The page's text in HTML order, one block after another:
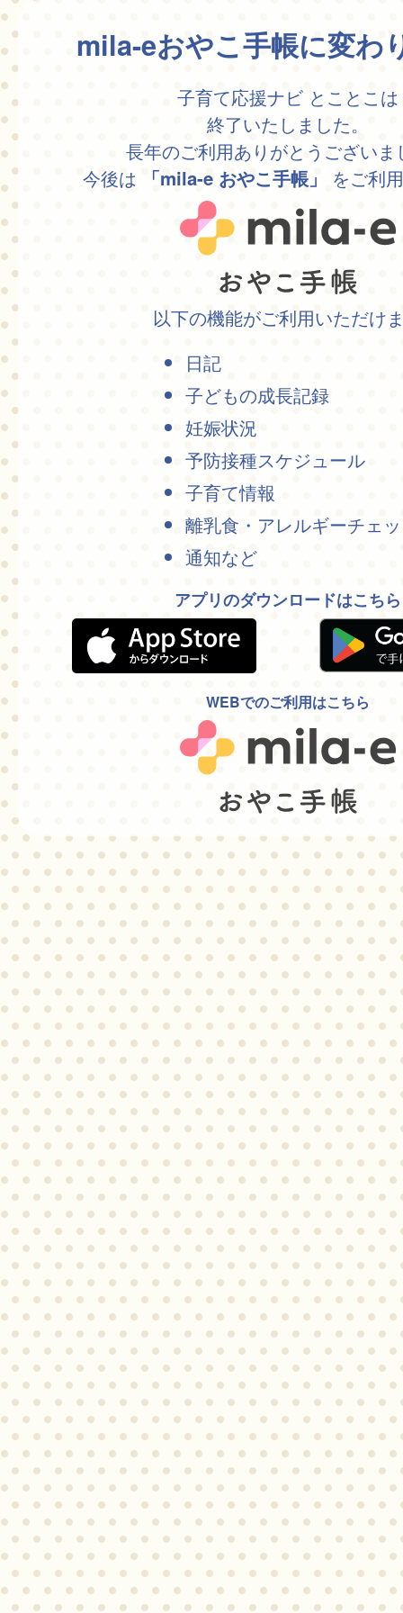
mila-eおやこ手帳に変わ
子育て応援ナビ とことこは
終了いたしました。
長年のご利用ありがとうございま
今後は
「mila-e おやこ手帳」 をご利
以下の機能がご利用いただけ
日記
子どもの成長記録
妊娠状況
予防接種スケジュール
子育て情報
離乳食・アレルギーチェ
通知など
アプリのダウンロードはこちら
WEBでのご利用はこちら